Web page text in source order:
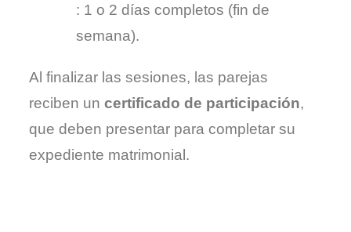
: 1 o 2 días completos (fin de
semana).
Al finalizar las sesiones, las parejas
reciben uncertificado de participación,
que deben presentar para completar su
expediente matrimonial.